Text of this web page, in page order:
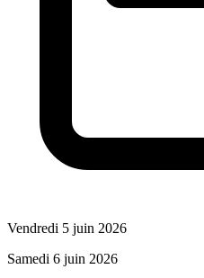
Vendredi 5 juin 2026
Samedi 6 juin 2026